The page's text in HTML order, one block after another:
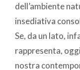
dell’ambiente
insediativa
Se, da un lato,
rappresenta,
nostra